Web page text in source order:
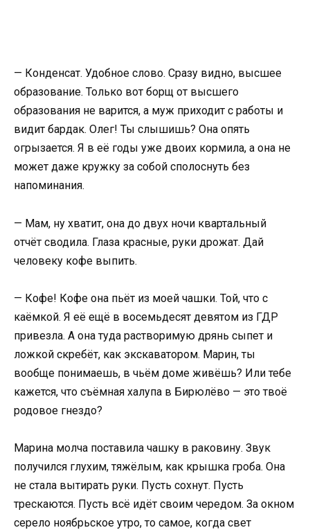
— Конденсат. Удобное слово. Сразу видно, высшее
образование. Только вот борщ от высшего
образования не варится, а муж приходит с работы и
видит бардак. Олег! Ты слышишь? Она опять
огрызается. Я в её годы уже двоих кормила, а она не
может даже кружку за собой сполоснуть без
напоминания.
— Мам, ну хватит, она до двух ночи квартальный
отчёт сводила. Глаза красные, руки дрожат. Дай
человеку кофе выпить.
— Кофе! Кофе она пьёт из моей чашки. Той, что с
каёмкой. Я её ещё в восемьдесят девятом из ГДР
привезла. А она туда растворимую дрянь сыпет и
ложкой скребёт, как экскаватором. Марин, ты
вообще понимаешь, в чьём доме живёшь? Или тебе
кажется, что съёмная халупа в Бирюлёво — это твоё
родовое гнездо?
Марина молча поставила чашку в раковину. Звук
получился глухим, тяжёлым, как крышка гроба. Она
не стала вытирать руки. Пусть сохнут. Пусть
трескаются. Пусть всё идёт своим чередом. За окном
серело ноябрьское утро, то самое, когда свет